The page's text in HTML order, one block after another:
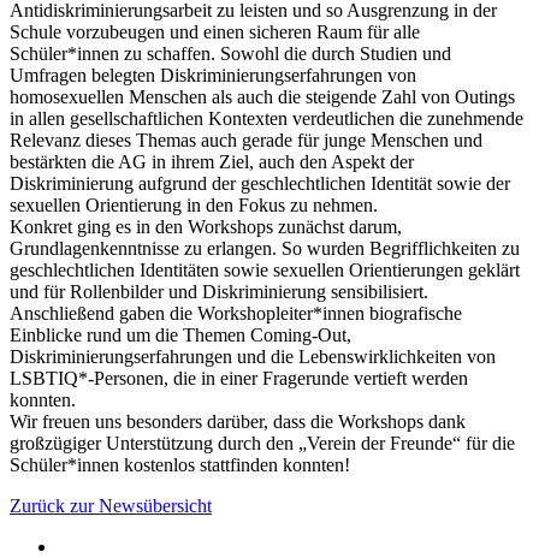
Antidiskriminierungsarbeit zu leisten und so Ausgrenzung in der
Schule vorzubeugen und einen sicheren Raum für alle
Schüler*innen zu schaffen. Sowohl die durch Studien und
Umfragen belegten Diskriminierungserfahrungen von
homosexuellen Menschen als auch die steigende Zahl von Outings
in allen gesellschaftlichen Kontexten verdeutlichen die zunehmende
Relevanz dieses Themas auch gerade für junge Menschen und
bestärkten die AG in ihrem Ziel, auch den Aspekt der
Diskriminierung aufgrund der geschlechtlichen Identität sowie der
sexuellen Orientierung in den Fokus zu nehmen.
Konkret ging es in den Workshops zunächst darum,
Grundlagenkenntnisse zu erlangen. So wurden Begrifflichkeiten zu
geschlechtlichen Identitäten sowie sexuellen Orientierungen geklärt
und für Rollenbilder und Diskriminierung sensibilisiert.
Anschließend gaben die Workshopleiter*innen biografische
Einblicke rund um die Themen Coming-Out,
Diskriminierungserfahrungen und die Lebenswirklichkeiten von
LSBTIQ*-Personen, die in einer Fragerunde vertieft werden
konnten.
Wir freuen uns besonders darüber, dass die Workshops dank
großzügiger Unterstützung durch den „Verein der Freunde“ für die
Schüler*innen kostenlos stattfinden konnten!
Zurück zur Newsübersicht